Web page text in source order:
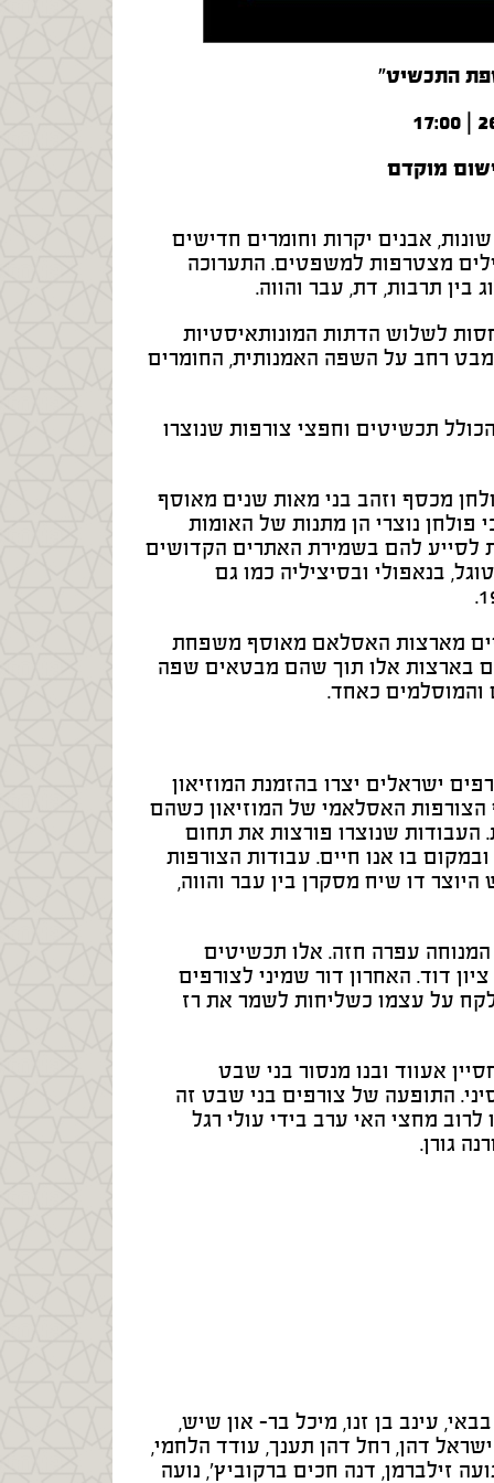
התכשיט"
מוקדם
אבנים יקרות וחומרים חדישים
מצטרפות למשפטים. התערוכה
תרבות, דת, עבר והווה.
לשלוש הדתות המונותאיסטיות
מבט רחב על השפה האמנותית, החומרים
תכשיטים וחפצי צורפות שנוצרו
מכסף וזהב בני מאות שנים מאוסף
פולחן נוצרי הן מתנות של האומות
לסייע להם בשמירת האתרים הקדושים
בנאפולי ובסיציליה כמו גם
מארצות האסלאם מאוסף משפחת
בארצות אלו תוך שהם מבטאים שפה
והמוסלמים כאחד.
של התערוכה עוסק בצורפות בת זמננו. 45 צורפים ישראלים יצרו בהזמנת המוזיאון
האסלאמי של המוזיאון כשהם
העבודות שנוצרו פורצות את תחום
בו אנו חיים. עבודות הצורפות
דו שיח מסקרן בין עבר והווה,
עפרה חזה. אלו תכשיטים
דוד. האחרון דור שמיני לצורפים
על עצמו כשליחות לשמר את רז
אעווד ובנו מנסור בני שבט
התופעה של צורפים בני שבט זה
מחצי האי ערב בידי עולי רגל
גורן.
עינב בן זנו, מיכל בר- און שיש,
ישראל דהן, רחל דהן תענך, עודד הלחמי,
זילברמן, דנה חכים ברקוביץ', נועה